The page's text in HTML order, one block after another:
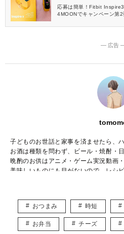
応募は簡単！Fitbit Inspire3
4MOONでキャンペーン第2
― 広告
子どものお世話と家事を済ませたら、
お酒は種類を問わず、ビール・焼酎・
晩酌のお供はアニメ・ゲーム実況動画
美味しいものにも目がないので、レシ
そんな呑兵衛で食いしん坊な私が、胃
おつまみ 時短
お弁当 チーズ